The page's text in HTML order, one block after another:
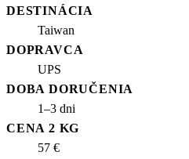
DESTINÁCIA
Taiwan
DOPRAVCA
UPS
DOBA DORUČENIA
1–3 dni
CENA 2 KG
57 €